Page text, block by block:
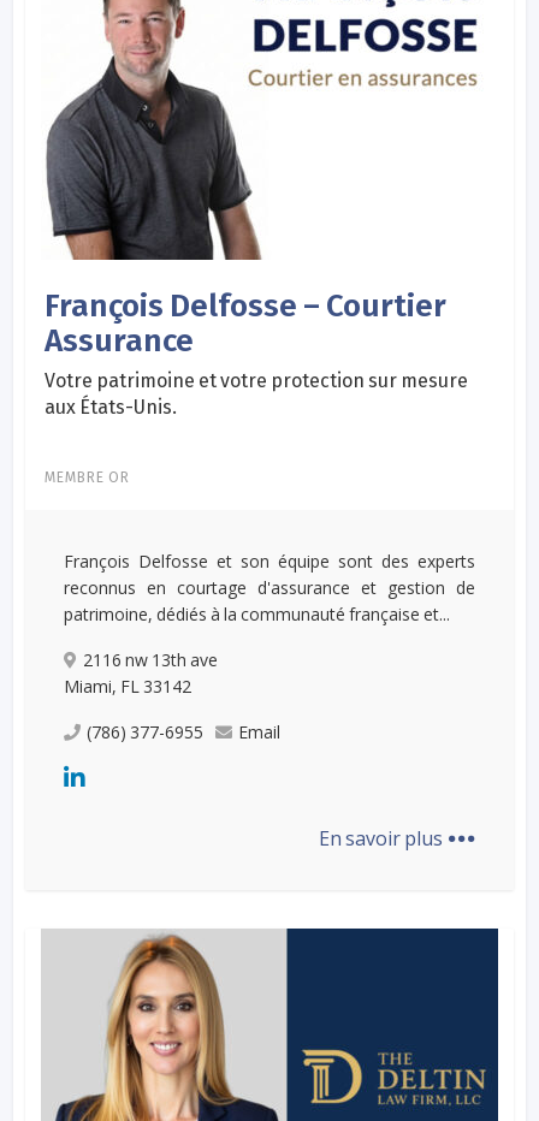
François Delfosse – Courtier
Assurance
Votre patrimoine et votre protection sur mesure
aux États-Unis.
MEMBRE OR
François Delfosse et son équipe sont des experts
reconnus en courtage d'assurance et gestion de
patrimoine, dédiés à la communauté française et...
2116 nw 13th ave
Miami, FL 33142
(786) 377-6955
Email
En savoir plus ...